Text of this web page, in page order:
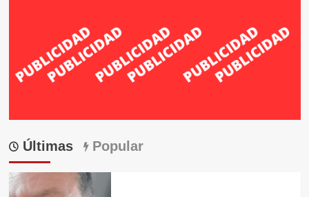
Últimas Popular